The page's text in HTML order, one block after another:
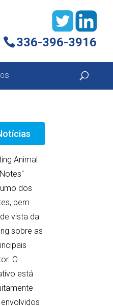
336-396-3916
Animal
dos
bem
vista da
sobre as
O
está